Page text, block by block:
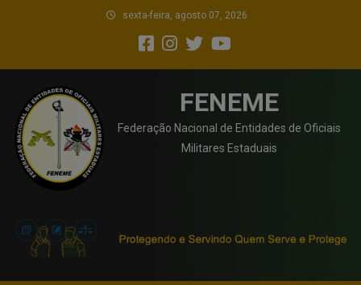
sexta-feira, agosto 07, 2026
FENEME
Federação Nacional de Entidades de Oficiais
Militares Estaduais